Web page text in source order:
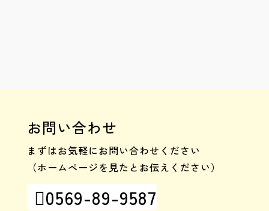
お問い合わせ
まずはお気軽にお問い合わせください
（ホームページを見たとお伝えください）
0569-89-9587